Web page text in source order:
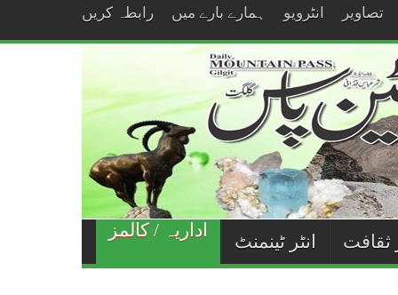
رابطہ کریں ہمارے بارے میں انٹرویو تصاویر
ثقافت انٹر ٹینمنٹ
اداریہ / کالمز